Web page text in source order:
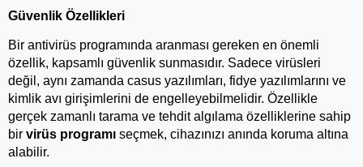
Güvenlik Özellikleri
Bir antivirüs programında aranması gereken en önemli
özellik, kapsamlı güvenlik sunmasıdır. Sadece virüsleri
değil, aynı zamanda casus yazılımları, fidye yazılımlarını ve
kimlik avı girişimlerini de engelleyebilmelidir. Özellikle
gerçek zamanlı tarama ve tehdit algılama özelliklerine sahip
bir virüs programı seçmek, cihazınızı anında koruma altına
alabilir.